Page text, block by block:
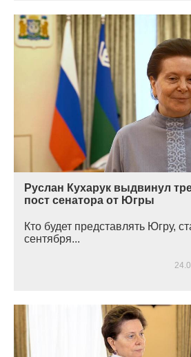
Руслан Кухарук выдвинул
пост сенатора от Югры
Кто будет представлять Югру,
сентября...